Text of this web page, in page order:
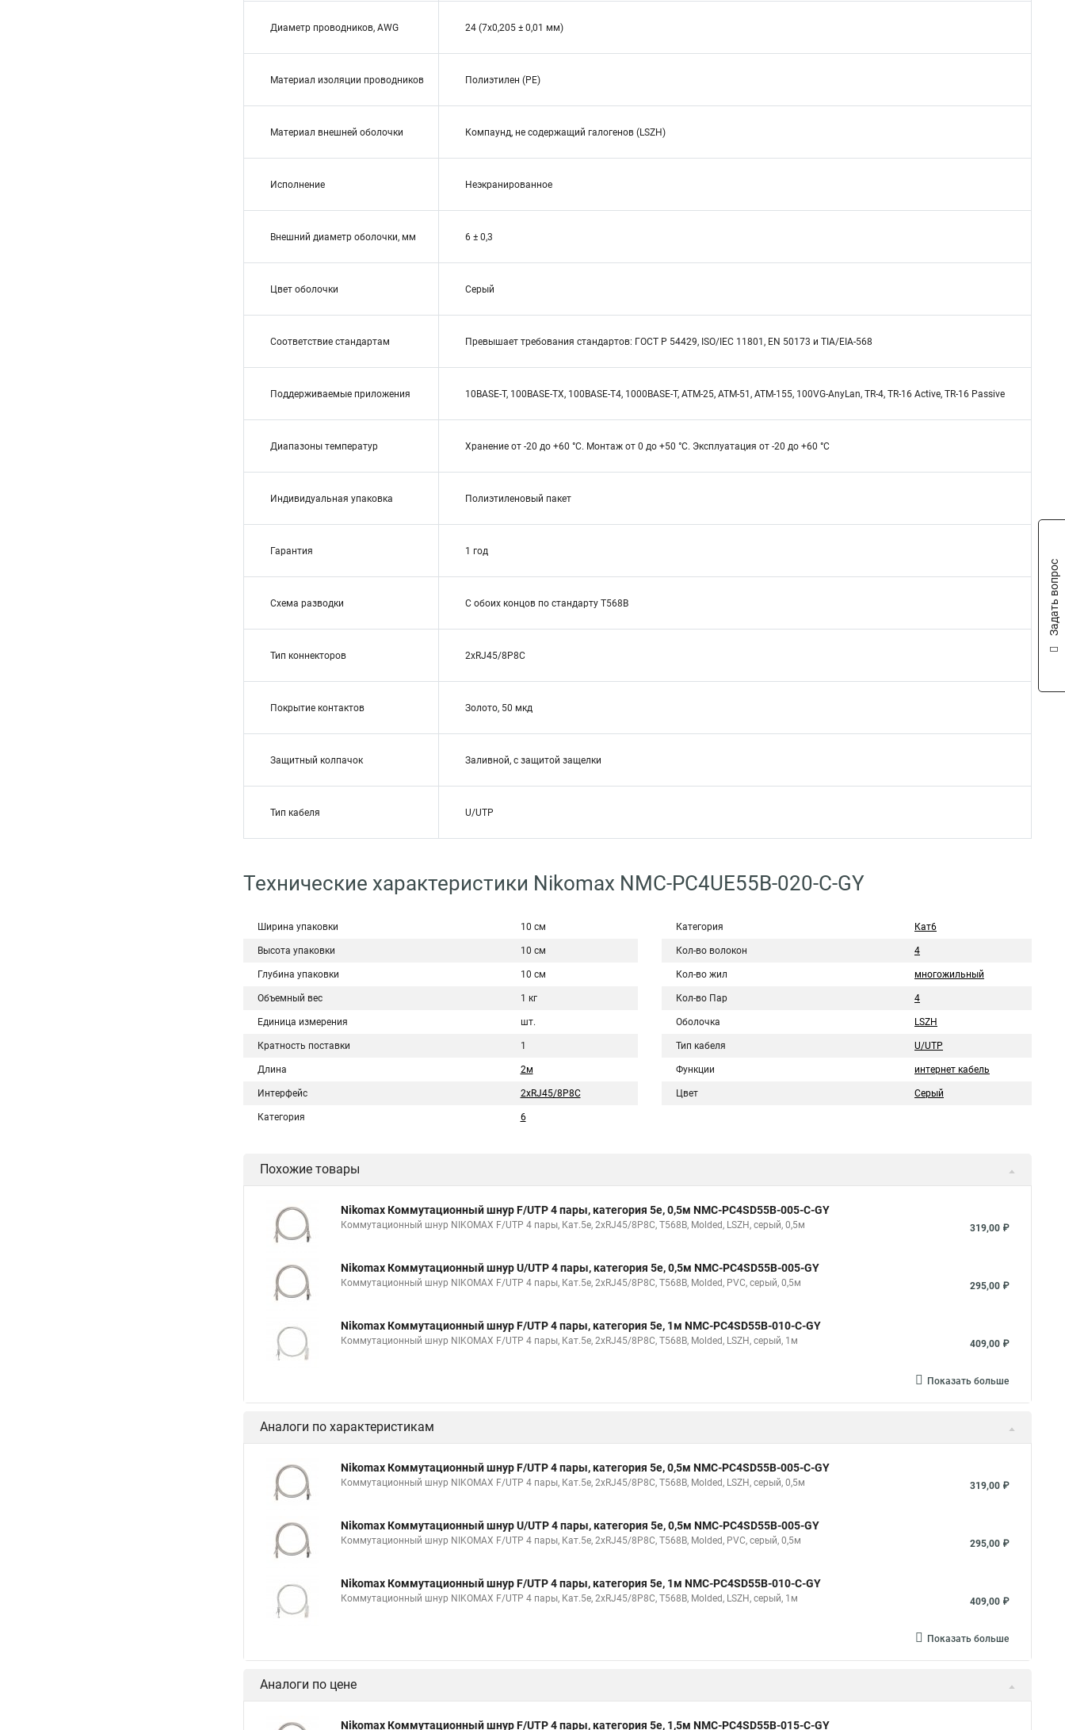
Диаметр проводников, AWG 24 (7x0,205 ± 0,01 мм)
Материал изоляции проводников Полиэтилен (PE)
Материал внешней оболочки Компаунд, не содержащий галогенов (LSZH)
Исполнение Неэкранированное
Внешний диаметр оболочки, мм 6 ± 0,3
Цвет оболочки Серый
Соответствие стандартам Превышает требования стандартов: ГОСТ Р 54429, ISO/IEC 11801, EN 50173 и TIA/EIA-568
Поддерживаемые приложения 10BASE-T, 100BASE-TX, 100BASE-T4, 1000BASE-T, ATM-25, ATM-51, ATM-155, 100VG-AnyLan, TR-4, TR-16 Active, TR-16 Passive
Диапазоны температур Хранение от -20 до +60 °C. Монтаж от 0 до +50 °C. Эксплуатация от -20 до +60 °C
Индивидуальная упаковка Полиэтиленовый пакет
Гарантия 1 год
Схема разводки С обоих концов по стандарту T568B
Тип коннекторов 2xRJ45/8P8C
Покрытие контактов Золото, 50 мкд
Защитный колпачок Заливной, с защитой защелки
Тип кабеля U/UTP
Технические характеристики Nikomax NMC-PC4UE55B-020-C-GY
Ширина упаковки 10 см
Высота упаковки 10 см
Глубина упаковки 10 см
Объемный вес 1 кг
Единица измерения шт.
Кратность поставки 1
Длина 2м
Интерфейс 2хRJ45/8P8C
Категория 6
Категория Кат6
Кол-во волокон 4
Кол-во жил многожильный
Кол-во Пар 4
Оболочка LSZH
Тип кабеля U/UTP
Функции интернет кабель
Цвет Серый
Похожие товары
Nikomax Коммутационный шнур F/UTP 4 пары, категория 5е, 0,5м NMC-PC4SD55B-005-C-GY
Коммутационный шнур NIKOMAX F/UTP 4 пары, Кат.5е, 2хRJ45/8P8C, T568B, Molded, LSZH, серый, 0,5м 319,00 ₽
Nikomax Коммутационный шнур U/UTP 4 пары, категория 5е, 0,5м NMC-PC4SD55B-005-GY
Коммутационный шнур NIKOMAX F/UTP 4 пары, Кат.5е, 2хRJ45/8P8C, T568B, Molded, PVC, серый, 0,5м 295,00 ₽
Nikomax Коммутационный шнур F/UTP 4 пары, категория 5е, 1м NMC-PC4SD55B-010-C-GY
Коммутационный шнур NIKOMAX F/UTP 4 пары, Кат.5е, 2хRJ45/8P8C, T568B, Molded, LSZH, серый, 1м 409,00 ₽
Показать больше
Аналоги по характеристикам
Nikomax Коммутационный шнур F/UTP 4 пары, категория 5е, 0,5м NMC-PC4SD55B-005-C-GY
Коммутационный шнур NIKOMAX F/UTP 4 пары, Кат.5е, 2хRJ45/8P8C, T568B, Molded, LSZH, серый, 0,5м 319,00 ₽
Nikomax Коммутационный шнур U/UTP 4 пары, категория 5е, 0,5м NMC-PC4SD55B-005-GY
Коммутационный шнур NIKOMAX F/UTP 4 пары, Кат.5е, 2хRJ45/8P8C, T568B, Molded, PVC, серый, 0,5м 295,00 ₽
Nikomax Коммутационный шнур F/UTP 4 пары, категория 5е, 1м NMC-PC4SD55B-010-C-GY
Коммутационный шнур NIKOMAX F/UTP 4 пары, Кат.5е, 2хRJ45/8P8C, T568B, Molded, LSZH, серый, 1м 409,00 ₽
Показать больше
Аналоги по цене
Nikomax Коммутационный шнур F/UTP 4 пары, категория 5е, 1,5м NMC-PC4SD55B-015-C-GY
Задать вопрос